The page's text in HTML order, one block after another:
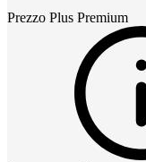
Prezzo Plus Premium